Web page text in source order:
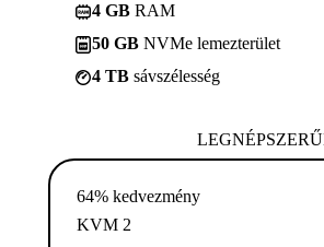
4 GB RAM
50 GB NVMe lemezterület
4 TB sávszélesség
64% kedvezmény
KVM 2